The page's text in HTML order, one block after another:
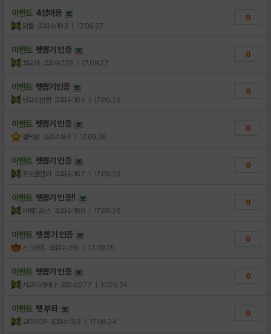
이벤트 4성이용
닭둘 조회수:193 | 17.09.27
0
이벤트 펫뽑기 인증
꼬오까 조회수:129 | 17.09.27
0
이벤트 펫뽑기인증
냥코의반란 조회수:104 | 17.09.26
0
이벤트 펫뽑기 인증
불딱운 조회수:84 | 17.09.26
0
이벤트 펫뽑기 인증
프로즐겜러 조회수:167 | 17.09.26
0
이벤트 펫뽑기 인증!!
레메디오스 조회수:180 | 17.09.26
0
이벤트 펫 뽑기 인증
스크라쵸 조회수:156 | 17.09.25
0
이벤트 펫뽑기 인증
시코미카타나 조회수:277 | 17.09.24
0
이벤트 펫 부화
쿄GG0R 조회수:193 | 17.09.24
0